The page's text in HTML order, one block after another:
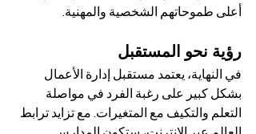
أعلى طموحاتهم الشخصية والمهنية.
رؤية نحو المستقبل
في النهاية، يعتمد مستقبل إدارة الأعمال
بشكل كبير على رغبة الفرد في مواصلة
التعلم والتكيف مع المتغيرات. مع تزايد ترابط